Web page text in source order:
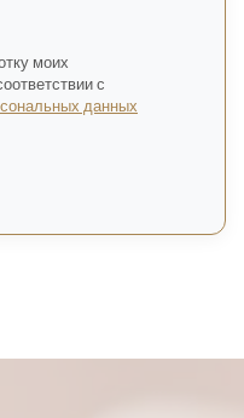
моих
с
данных